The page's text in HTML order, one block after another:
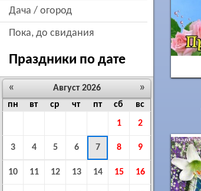
дача / огород
пока, до свидания
Праздники по дате
« »
Август 2026
пн
вт ср чт пт сб
вс
1
2
3 4 5 6 7 8 9
10 11 12 13 14 15 16